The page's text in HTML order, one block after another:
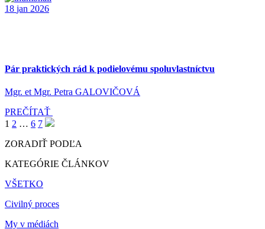
18 jan 2026
Pár praktických rád k podielovému spoluvlastníctvu
Mgr. et Mgr. Petra GALOVIČOVÁ
PREČÍTAŤ
1 2 … 6 7
ZORADIŤ PODĽA
KATEGÓRIE ČLÁNKOV
VŠETKO
Civilný proces
My v médiách